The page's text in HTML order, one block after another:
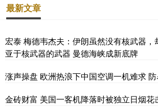
最新文章
宏泰 梅德韦杰夫：伊朗虽然没有核武器，
亚于核武器的武器 曼德海峡成新底牌
涨声操盘 欧洲热浪下中国空调一机难求
金砖财富 美国一客机降落时被独立日烟花